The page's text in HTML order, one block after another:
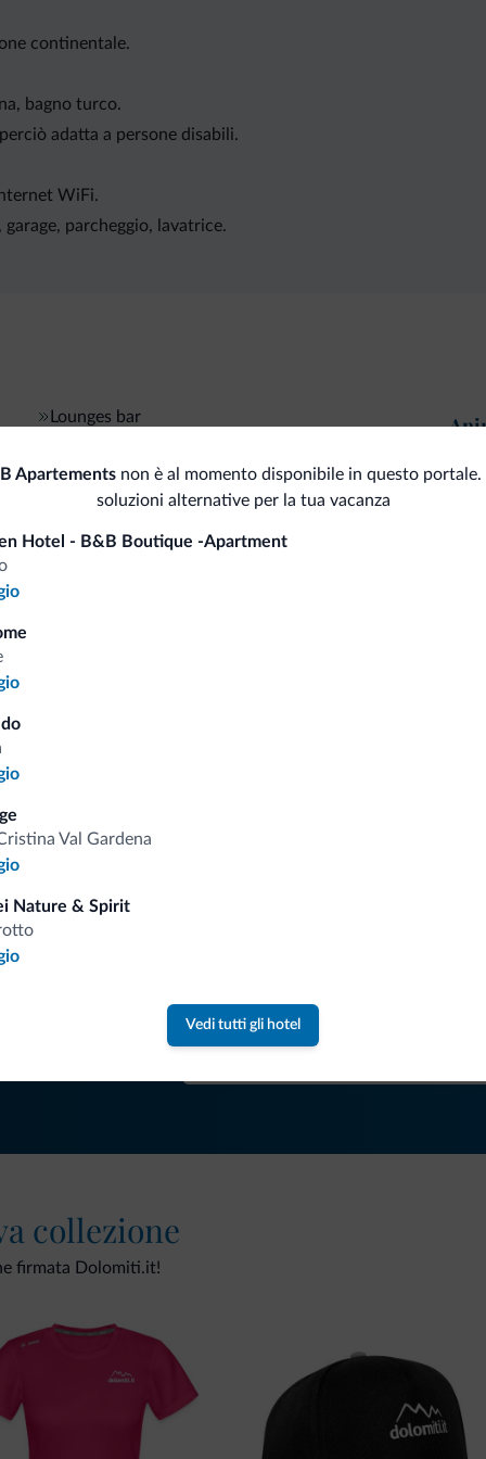
continentale.
bagno turco.
adatta a persone disabili.
WiFi.
parcheggio, lavatrice.
Lounges bar
Piscine, spa e benessere
Sauna
Apartements non è al momento disponibile in questo portale.
soluzioni alternative per la tua vacanza
Hotel - B&B Boutique -Apartment
Val Gardena
Nature & Spirit
Vedi tutti gli hotel
collezione
firmata Dolomiti.it!